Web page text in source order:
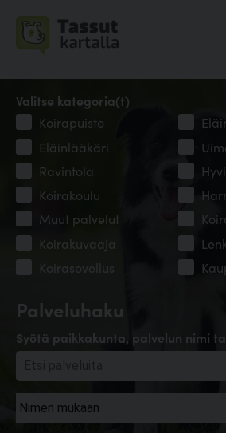
Palveluhaku
Syötä paikkakunta, palvelun nimi
Valitse kategoria(t)
Koirapuisto
Eläinlääkäri
Ravintola
Koirakoulu
Muut palvelut
Koirakuvaaja
Koirasovellus